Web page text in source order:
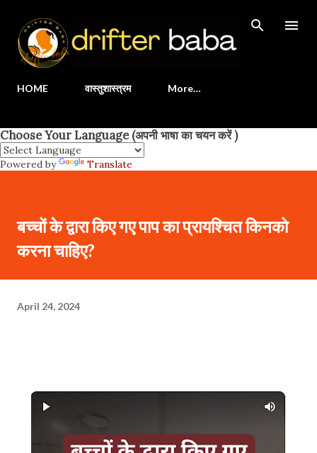
HOME वास्तुशास्त्रम More…
Choose Your Language (अपनी भाषा का चयन करें )
Powered by Translate
बच्चों के द्वारा किए गए पाप का प्रायश्चित किनको
करना चाहिए?
April 24, 2024